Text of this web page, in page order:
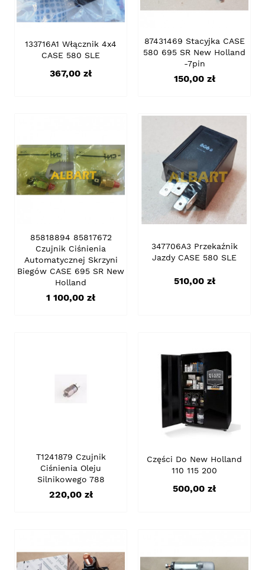
133716A1 Włącznik 4x4
CASE 580 SLE
Cena
367,00 zł
87431469 Stacyjka CASE
580 695 SR New Holland
-7pin
Cena
150,00 zł
85818894 85817672
Czujnik Ciśnienia
Automatycznej Skrzyni
Biegów CASE 695 SR New
Holland
Cena
1 100,00 zł
347706A3 Przekaźnik
Jazdy CASE 580 SLE
Cena
510,00 zł
T1241879 Czujnik
Ciśnienia Oleju
Silnikowego 788
Cena
220,00 zł
Części Do New Holland
110 115 200
Cena
500,00 zł